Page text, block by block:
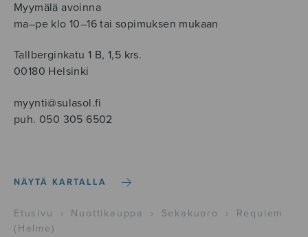
Myymälä avoinna
ma–pe klo 10–16 tai sopimuksen mukaan
Tallberginkatu 1 B, 1,5 krs.
00180 Helsinki
myynti@sulasol.fi
puh. 050 305 6502
NÄYTÄ KARTALLA
Etusivu › Nuottikauppa › Sekakuoro ›
Requiem
(Halme)